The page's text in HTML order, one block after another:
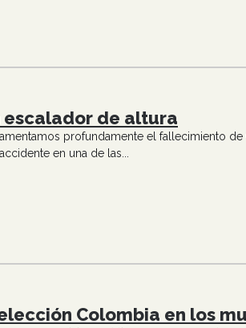
escalador de altura
profundamente el fallecimiento
en una de las...
Colombia en los